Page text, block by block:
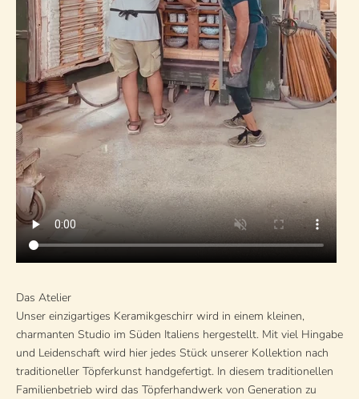
Das Atelier
Unser einzigartiges Keramikgeschirr wird in einem kleinen,
charmanten Studio im Süden Italiens hergestellt. Mit viel Hingabe
und Leidenschaft wird hier jedes Stück unserer Kollektion nach
traditioneller Töpferkunst handgefertigt. In diesem traditionellen
Familienbetrieb wird das Töpferhandwerk von Generation zu